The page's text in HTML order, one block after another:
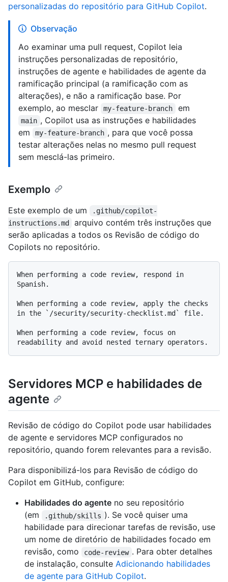
personalizadas do repositório para GitHub Copilot.
Observação
Ao examinar uma pull request, Copilot leia
instruções personalizadas de repositório,
instruções de agente e habilidades de agente da
ramificação principal (a ramificação com as
alterações), e não a ramificação base. Por
exemplo, ao mesclar
my-feature-branch em
main , Copilot usa as instruções e habilidades
em
my-feature-branch , para que você possa
testar alterações nelas no mesmo pull request
sem mesclá-las primeiro.
Exemplo
Este exemplo de um
.github/copilot-
instructions.md
arquivo contém três instruções que
serão aplicadas a todos os Revisão de código do
Copilots no repositório.
When performing a code review, respond in
Spanish.
When performing a code review, apply the checks
in the `/security/security-checklist.md` file.
When performing a code review, focus on
Servidores MCP e habilidades de
agente
Revisão de código do Copilot pode usar habilidades
de agente e servidores MCP configurados no
repositório, quando forem relevantes para a revisão.
Para disponibilizá-los para Revisão de código do
Copilot em GitHub, configure:
Habilidades do agente no seu repositório
(em
.github/skills ). Se você quiser uma
habilidade para direcionar tarefas de revisão, use
um nome de diretório de habilidades focado em
revisão, como
code-review . Para obter detalhes
de instalação, consulte Adicionando habilidades
de agente para GitHub Copilot.